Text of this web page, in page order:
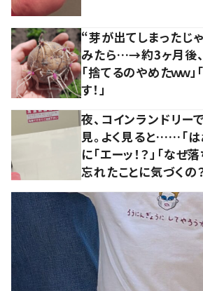
“芽が出てしまったじ
みたら…→約3ヶ月後
「捨てるのやめたｗｗ
す！」
夜、コインランドリー
見。よく見ると……「は
に「エーッ！？」「なぜ
忘れたことに気づくの？